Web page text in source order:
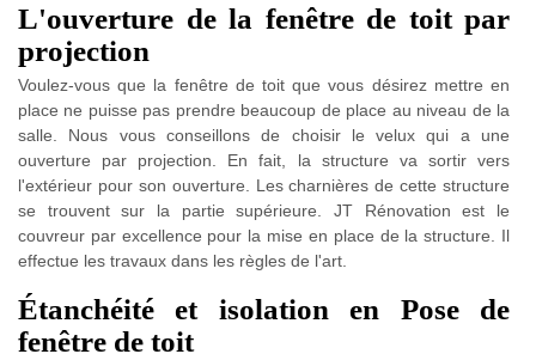
L'ouverture de la fenêtre de toit par
projection
Voulez-vous que la fenêtre de toit que vous désirez mettre en
place ne puisse pas prendre beaucoup de place au niveau de la
salle. Nous vous conseillons de choisir le velux qui a une
ouverture par projection. En fait, la structure va sortir vers
l'extérieur pour son ouverture. Les charnières de cette structure
se trouvent sur la partie supérieure. JT Rénovation est le
couvreur par excellence pour la mise en place de la structure. Il
effectue les travaux dans les règles de l'art.
Étanchéité et isolation en Pose de
fenêtre de toit